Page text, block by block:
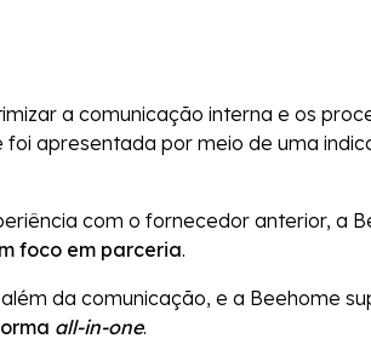
a comunicação interna e os
foi apresentada por meio de uma
com o fornecedor anterior, a
foco em parceria.
da comunicação, e a Beehome
all-in-one.